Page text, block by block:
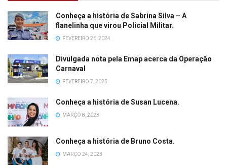
Conheça a história de Sabrina Silva – A
flanelinha que virou Policial Militar.
FEVEREIRO 26, 2024
Divulgada nota pela Emap acerca da Operação
Carnaval
FEVEREIRO 7, 2025
Conheça a história de Susan Lucena.
MARÇO 8, 2023
Conheça a história de Bruno Costa.
MARÇO 24, 2023